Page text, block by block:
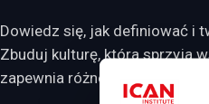
Dowiedz się, jak definiować i
Zbuduj kulturę, która sprzyja
zapewnia różnorodność i